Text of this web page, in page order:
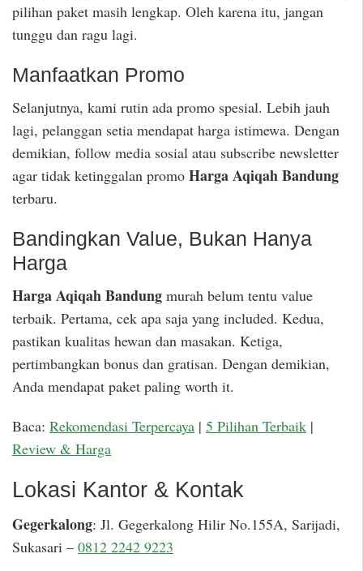
pilihan paket masih lengkap. Oleh karena itu, jangan
tunggu dan ragu lagi.
Manfaatkan Promo
Selanjutnya, kami rutin ada promo spesial. Lebih jauh
lagi, pelanggan setia mendapat harga istimewa. Dengan
demikian, follow media sosial atau subscribe newsletter
agar tidak ketinggalan promo Harga Aqiqah Bandung
terbaru.
Bandingkan Value, Bukan Hanya
Harga
Harga Aqiqah Bandung murah belum tentu value
terbaik. Pertama, cek apa saja yang included. Kedua,
pastikan kualitas hewan dan masakan. Ketiga,
pertimbangkan bonus dan gratisan. Dengan demikian,
Anda mendapat paket paling worth it.
Baca: Rekomendasi Terpercaya | 5 Pilihan Terbaik |
Review & Harga
Lokasi Kantor & Kontak
Gegerkalong: Jl. Gegerkalong Hilir No.155A, Sarijadi,
Sukasari – 0812 2242 9223